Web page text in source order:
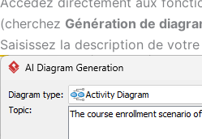
(cherchez Génération de
Saisissez la description de